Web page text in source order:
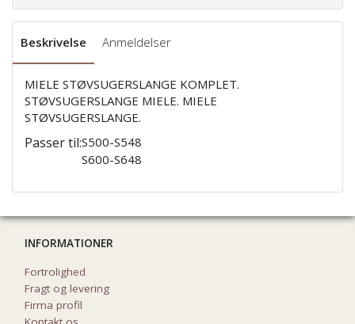
Beskrivelse Anmeldelser
MIELE STØVSUGERSLANGE KOMPLET.
STØVSUGERSLANGE MIELE. MIELE
STØVSUGERSLANGE.
Passer til:S500-S548
S600-S648
INFORMATIONER
Fortrolighed
Fragt og levering
Firma profil